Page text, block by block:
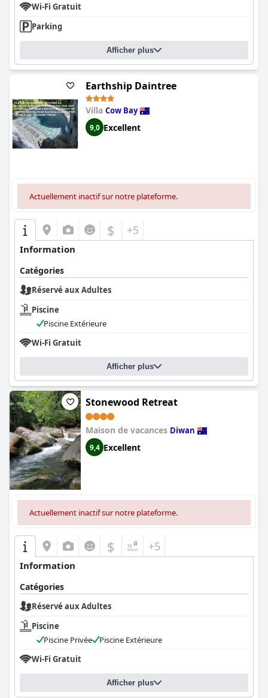
Wi-Fi Gratuit
Parking
Afficher plus
Earthship Daintree
Villa Cow Bay
9,0 Excellent
Actuellement inactif sur notre plateforme.
$ +5
Information
Catégories
Réservé aux Adultes
Piscine
Piscine Extérieure
Wi-Fi Gratuit
Afficher plus
Stonewood Retreat
Maison de vacances Diwan
9,4 Excellent
Actuellement inactif sur notre plateforme.
$ +5
Information
Catégories
Réservé aux Adultes
Piscine
Piscine Privée
Piscine Extérieure
Wi-Fi Gratuit
Afficher plus